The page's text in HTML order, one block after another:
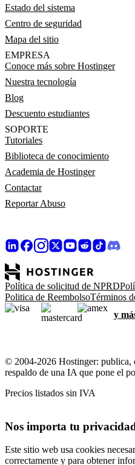
Estado del sistema
Centro de seguridad
Mapa del sitio
EMPRESA
Conoce más sobre Hostinger
Nuestra tecnología
Blog
Descuento estudiantes
SOPORTE
Tutoriales
Biblioteca de conocimiento
Academia de Hostinger
Contactar
Reportar Abuso
Política de solicitud de NPRD
Politica de ReembolsoTérminos
y
© 2004-2026 Hostinger: publica,
respaldo de una IA que pone el
Precios listados sin IVA
Nos importa tu
Este sitio web usa cookies
correctamente y para obtener